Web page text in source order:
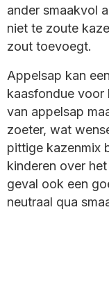
ander smaakvol
niet te zoute
zout toevoegt.
Appelsap kan
kaasfondue voor
van appelsap
zoeter, wat
pittige kazenmix
kinderen over
geval ook een
neutraal qua